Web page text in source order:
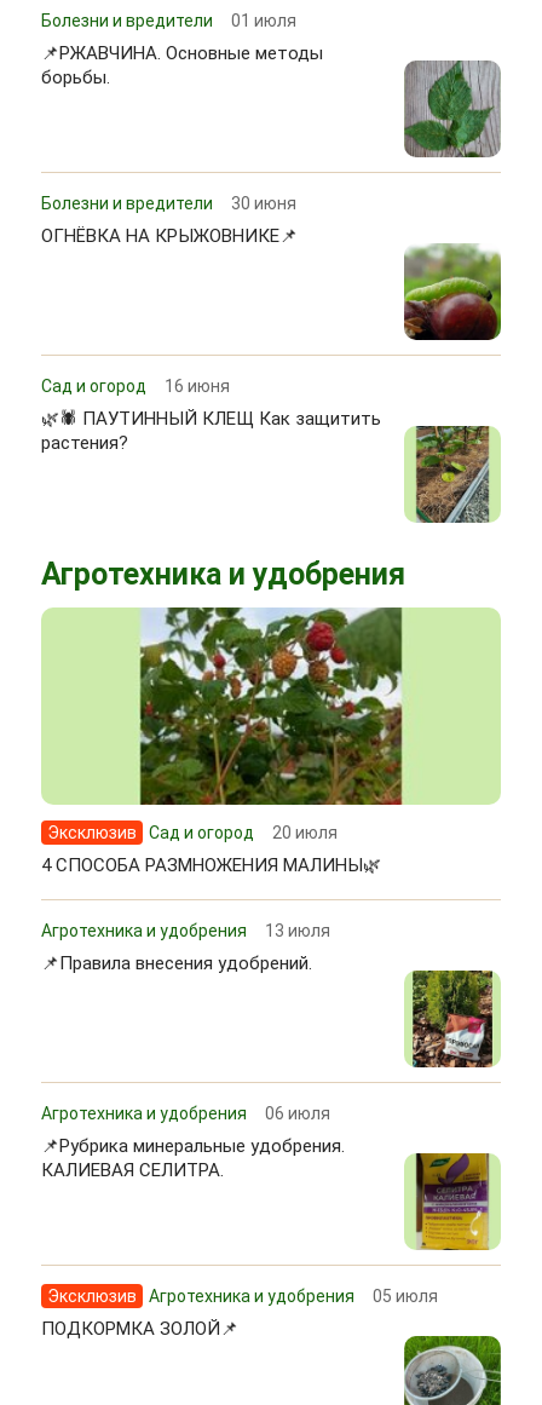
Болезни и вредители 01 июля
📌РЖАВЧИНА. Основные методы
борьбы.
Болезни и вредители 30 июня
ОГНЁВКА НА КРЫЖОВНИКЕ📌
Сад и огород 16 июня
🌿🕷 ПАУТИННЫЙ КЛЕЩ Как защитить
растения?
Агротехника и удобрения
Эксклюзив Сад и огород 20 июля
4 СПОСОБА РАЗМНОЖЕНИЯ МАЛИНЫ🌿
Агротехника и удобрения 13 июля
📌Правила внесения удобрений.
Агротехника и удобрения 06 июля
📌Рубрика минеральные удобрения.
КАЛИЕВАЯ СЕЛИТРА.
Эксклюзив Агротехника и удобрения 05 июля
ПОДКОРМКА ЗОЛОЙ📌